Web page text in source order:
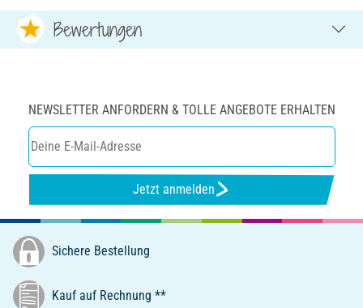
Bewertungen
NEWSLETTER ANFORDERN & TOLLE ANGEBOTE ERHALTEN
Jetzt anmelden
Sichere Bestellung
Kauf auf Rechnung **